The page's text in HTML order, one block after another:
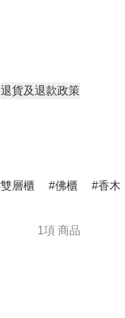
退貨及退款政策
雙層櫃 佛櫃 香木
1項 商品